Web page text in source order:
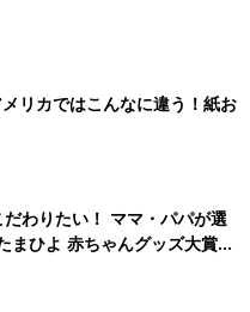
リカではこんなに違う！紙お
わりたい！ ママ・パパが選
まひよ 赤ちゃんグッズ大賞